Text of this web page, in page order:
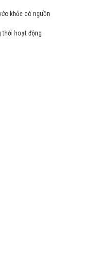
khỏe có nguồn
thời hoạt động